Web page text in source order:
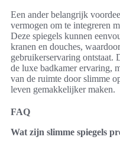
Een ander belangrijk
vermogen om te integreren
Deze spiegels kunnen
kranen en douches,
gebruikerservaring ontstaat.
de luxe badkamer ervaring,
van de ruimte door slimme
leven gemakkelijker maken.
FAQ
Wat zijn slimme spiegels